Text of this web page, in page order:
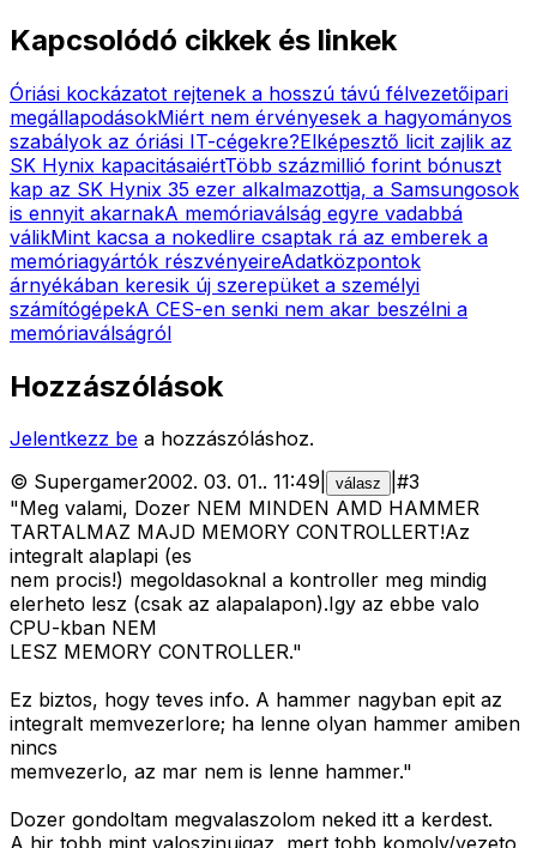
Kapcsolódó cikkek és linkek
Óriási kockázatot rejtenek a hosszú távú félvezetőipari
megállapodásokMiért nem érvényesek a hagyományos
szabályok az óriási IT-cégekre?Elképesztő licit zajlik az
SK Hynix kapacitásaiértTöbb százmillió forint bónuszt
kap az SK Hynix 35 ezer alkalmazottja, a Samsungosok
is ennyit akarnakA memóriaválság egyre vadabbá
válikMint kacsa a nokedlire csaptak rá az emberek a
memóriagyártók részvényeireAdatközpontok
árnyékában keresik új szerepüket a személyi
számítógépekA CES-en senki nem akar beszélni a
memóriaválságról
Hozzászólások
Jelentkezz be a hozzászóláshoz.
© Supergamer2002. 03. 01.. 11:49 válasz #3
"Meg valami, Dozer NEM MINDEN AMD HAMMER
TARTALMAZ MAJD MEMORY CONTROLLERT!Az
integralt alaplapi (es
nem procis!) megoldasoknal a kontroller meg mindig
elerheto lesz (csak az alapalapon).Igy az ebbe valo
CPU-kban NEM
LESZ MEMORY CONTROLLER."
Ez biztos, hogy teves info. A hammer nagyban epit az
integralt memvezerlore; ha lenne olyan hammer amiben
nincs
memvezerlo, az mar nem is lenne hammer."
Dozer gondoltam megvalaszolom neked itt a kerdest.